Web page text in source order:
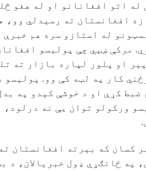
له اتو افغانانو او له هغو
افغانستان ته رسېدلي وو،
له استازو سره هم
مرکې ښيي چې پولیسو
او پلور لپاره بازار ته
کار په لټه کې وو.
ضبط کړې او د خوشې کېدو په
ورکولو توان یې نه
کسان که بېرته افغانستان
په ځانګړي ډول خبریالان، د